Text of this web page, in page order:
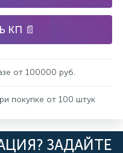
КП 📄
от 100000 руб.
покупке от 100 штук
ЗАДАЙТЕ